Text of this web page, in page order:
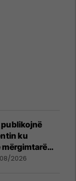
ku
2026